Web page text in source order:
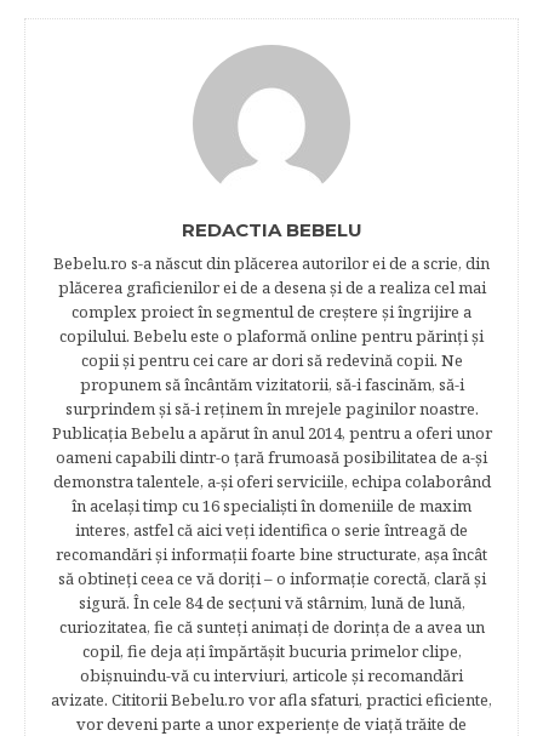
REDACTIA BEBELU
Bebelu.ro s-a născut din plăcerea autorilor ei de a scrie, din
plăcerea graficienilor ei de a desena şi de a realiza cel mai
complex proiect în segmentul de creştere şi îngrijire a
copilului. Bebelu este o plaformă online pentru părinţi şi
copii şi pentru cei care ar dori să redevină copii. Ne
propunem să încântăm vizitatorii, să-i fascinăm, să-i
surprindem şi să-i reţinem în mrejele paginilor noastre.​
Publicația Bebelu a apărut în anul 2014, pentru a oferi unor
oameni capabili dintr-o ţară frumoasă posibilitatea de a-şi
demonstra talentele, a-şi oferi serviciile, echipa colaborând
în acelaşi timp cu 16 specialişti în domeniile de maxim
interes, astfel că aici veţi identifica o serie întreagă de
recomandări şi informaţii foarte bine structurate, aşa încât
să obtineţi ceea ce vă doriţi – o informaţie corectă, clară şi
sigură. În cele 84 de secțuni vă stârnim, lună de lună,
curiozitatea, fie că sunteţi animaţi de dorinţa de a avea un
copil, fie deja aţi împărtăşit bucuria primelor clipe,
obişnuindu-vă cu interviuri, articole şi recomandări
avizate. Cititorii Bebelu.ro vor afla sfaturi, practici eficiente,
vor deveni parte a unor experienţe de viaţă trăite de